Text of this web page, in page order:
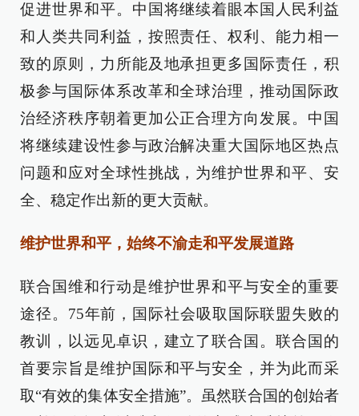
促进世界和平。中国将继续着眼本国人民利益
和人类共同利益，按照责任、权利、能力相一
致的原则，力所能及地承担更多国际责任，积
极参与国际体系改革和全球治理，推动国际政
治经济秩序朝着更加公正合理方向发展。中国
将继续建设性参与政治解决重大国际地区热点
问题和应对全球性挑战，为维护世界和平、安
全、稳定作出新的更大贡献。
维护世界和平，始终不渝走和平发展道路
联合国维和行动是维护世界和平与安全的重要
途径。75年前，国际社会吸取国际联盟失败的
教训，以远见卓识，建立了联合国。联合国的
首要宗旨是维护国际和平与安全，并为此而采
取“有效的集体安全措施”。虽然联合国的创始者